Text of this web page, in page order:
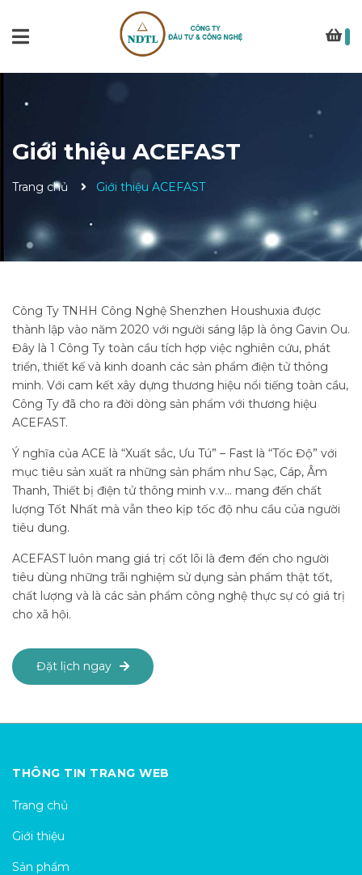
Giới thiệu ACEFAST
Trang chủ Giới thiệu ACEFAST
Công Ty TNHH Công Nghệ Shenzhen Houshuxia được
thành lập vào năm 2020 với người sáng lập là ông Gavin Ou.
Đây là 1 Công Ty toàn cầu tích hợp việc nghiên cứu, phát
triển, thiết kế và kinh doanh các sản phẩm điện tử thông
minh. Với cam kết xây dựng thương hiệu nổi tiếng toàn cầu,
Công Ty đã cho ra đời dòng sản phẩm với thương hiệu
ACEFAST.
Ý nghĩa của ACE là “Xuất sắc, Ưu Tú” – Fast là “Tốc Độ” với
mục tiêu sản xuất ra những sản phẩm như Sạc, Cáp, Âm
Thanh, Thiết bị điện tử thông minh v.v… mang đến chất
lượng Tốt Nhất mà vẫn theo kịp tốc độ nhu cầu của người
tiêu dung.
ACEFAST luôn mang giá trị cốt lõi là đem đến cho người
tiêu dùng những trãi nghiệm sử dụng sản phẩm thật tốt,
chất lượng và là các sản phẩm công nghệ thực sự có giá trị
cho xã hội.
Đặt lịch ngay
THÔNG TIN TRANG WEB
Trang chủ
Giới thiệu
Sản phẩm